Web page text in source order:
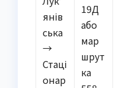
янів
ська
→
Стаці
онар
19Д
або
мар
шрут
ка